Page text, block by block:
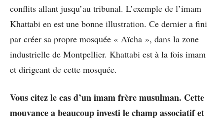
conflits allant jusqu’au tribunal. L’exemple de l’imam
Khattabi en est une bonne illustration. Ce dernier a fini
par créer sa propre mosquée « Aïcha », dans la zone
industrielle de Montpellier. Khattabi est à la fois imam
et dirigeant de cette mosquée.
Vous citez le cas d’un imam frère musulman. Cette
mouvance a beaucoup investi le champ associatif et